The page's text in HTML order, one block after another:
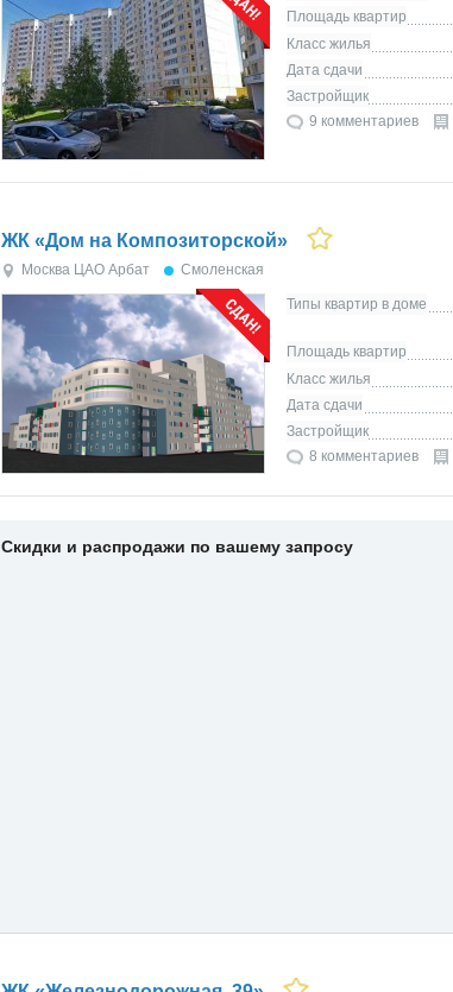
Площадь квартир
Класс жилья
Дата сдачи
Застройщик
9 комментариев
ЖК «Дом на Композиторской»
Москва ЦАО Арбат Смоленская
Типы квартир в доме
Площадь квартир
Класс жилья
Дата сдачи
Застройщик
8 комментариев
Скидки и распродажи по вашему запросу